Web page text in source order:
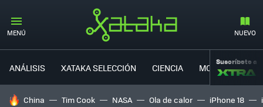
MENÚ NUEVO
ANÁLISIS XATAKA SELECCIÓN CIENCIA MOVILIDAD
Suscríbete a
HOY SE HABLA DE
China Tim Cook NASA Ola de calor iPhone 18